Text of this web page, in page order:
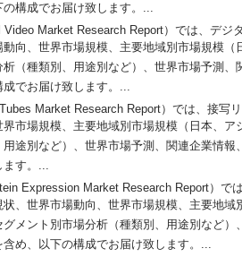
構成でお届け致します。...
Market Research Report）では、デジ
向、世界市場規模、主要地域別市場規模（
（種類別、用途別など）、世界市場予測、
でお届け致します。...
Market Research Report）では、接写
市場規模、主要地域別市場規模（日本、ア
途別など）、世界市場予測、関連企業情報
ます。...
Expression Market Research Report）で
、世界市場動向、世界市場規模、主要地域
メント別市場分析（種類別、用途別など）
め、以下の構成でお届け致します。...